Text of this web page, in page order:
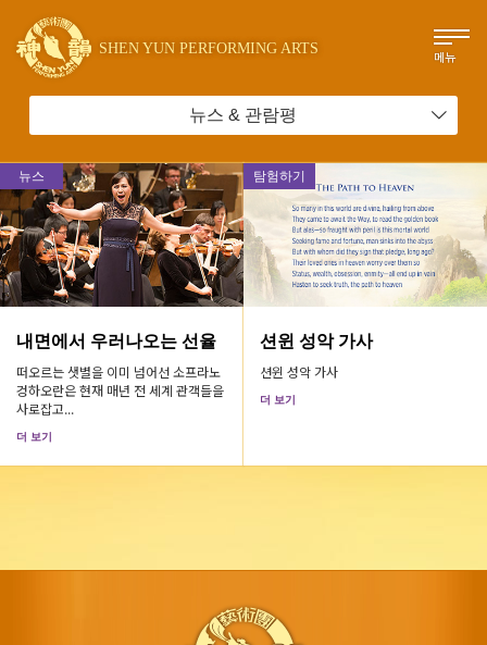
SHEN YUN PERFORMING ARTS 메뉴
뉴스 & 관람평
뉴스
내면에서 우러나오는 선율
떠오르는 샛별을 이미 넘어선 소프라노
겅하오란은 현재 매년 전 세계 관객들을
사로잡고...
더 보기
탐험하기
션윈 성악 가사
션윈 성악 가사
더 보기